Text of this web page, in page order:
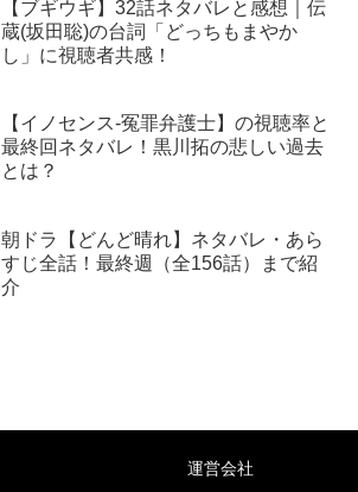
【ブギウギ】32話ネタバレと感想｜伝
蔵(坂田聡)の台詞「どっちもまやか
し」に視聴者共感！
【イノセンス-冤罪弁護士】の視聴率と
最終回ネタバレ！黒川拓の悲しい過去
とは？
朝ドラ【どんど晴れ】ネタバレ・あら
すじ全話！最終週（全156話）まで紹
介
運営会社